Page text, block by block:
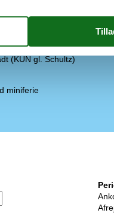
(KUN gl. Schultz)
miniferie